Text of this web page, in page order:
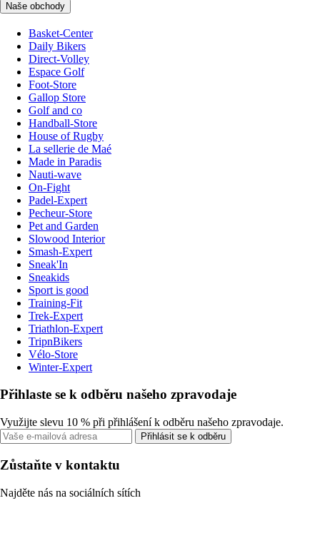
Naše obchody
Basket-Center
Daily Bikers
Direct-Volley
Espace Golf
Foot-Store
Gallop Store
Golf and co
Handball-Store
House of Rugby
La sellerie de Maé
Made in Paradis
Nauti-wave
On-Fight
Padel-Expert
Pecheur-Store
Pet and Garden
Slowood Interior
Smash-Expert
Sneak'In
Sneakids
Sport is good
Training-Fit
Trek-Expert
Triathlon-Expert
TripnBikers
Vélo-Store
Winter-Expert
Přihlaste se k odběru našeho zpravodaje
Využijte slevu 10 % při přihlášení k odběru našeho zpravodaje.
Přihlásit se k odběru
Zůstaňte v kontaktu
Najděte nás na sociálních sítích